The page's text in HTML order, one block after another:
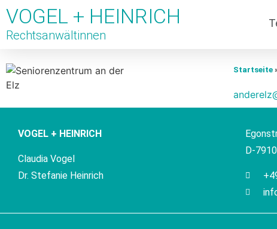
VOGEL + HEINRICH
Rechtsanwältinnen
Startseite
VOGEL + HEINRICH
Claudia Vogel
Dr. Stefanie Heinrich
D-